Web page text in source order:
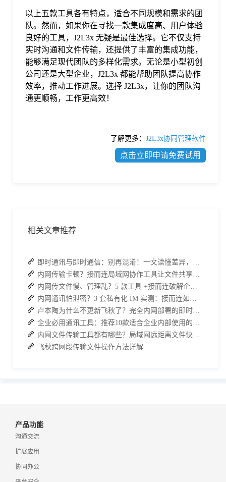
以上五款工具各有特点，适合不同规模和需求的团
队。然而，如果你在寻找一款集成度高、用户体验
良好的工具，J2L3x 无疑是最佳选择。它不仅支持
实时沟通和文件传输，还提供了丰富的集成功能，
能够满足现代团队的多样化需求。无论是小型初创
公司还是大型企业，J2L3x 都能帮助团队提高协作
效率，推动工作进展。选择 J2L3x，让你的团队沟
通更顺畅，工作更高效！
了解更多： J2L3x协同管理软件
点击立即申请免费试用
相关文章推荐
飞秋跨网段传输文件操作方法详解
产品功能
沟通交流
扩展应用
协同办公